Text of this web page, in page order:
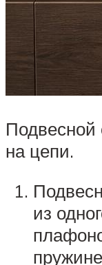
Подвесной
на цепи.
из